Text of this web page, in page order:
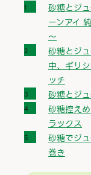
砂糖とジ
ーンアイ
～
砂糖とジ
中、ギリ
ッチ
砂糖とジ
砂糖控え
ラックス
砂糖でジ
巻き